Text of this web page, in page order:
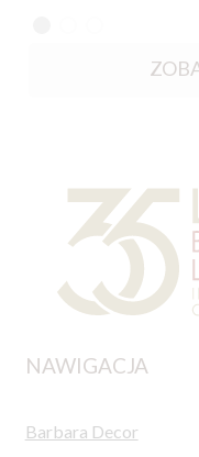
NAWIGACJA
Barbara Decor